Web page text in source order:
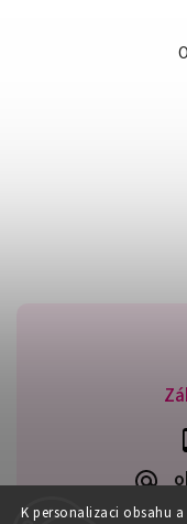
K personalizaci obsahu